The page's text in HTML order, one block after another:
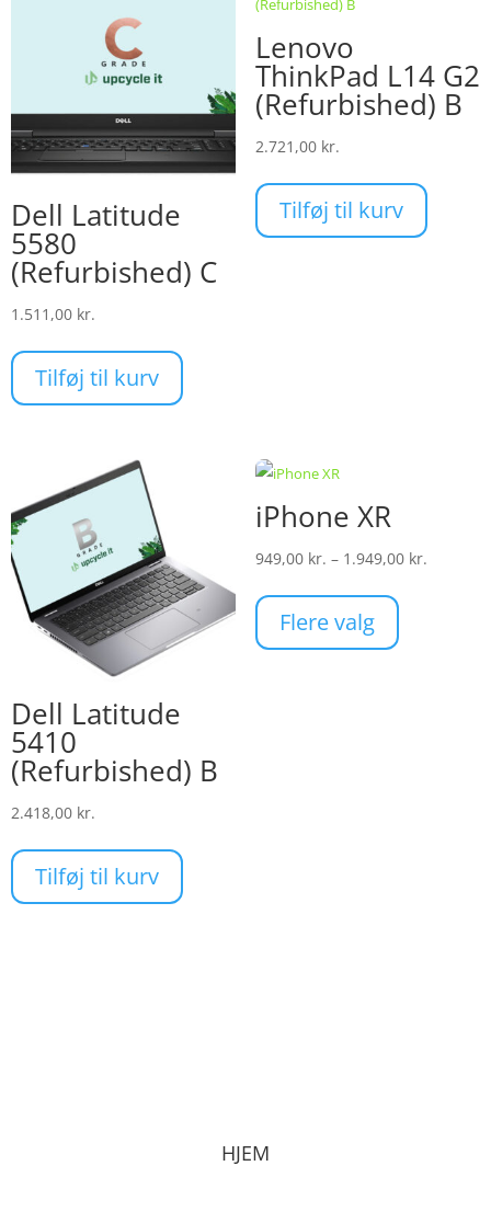
Dell Latitude
5580
(Refurbished) C
1.511,00 kr.
Tilføj til kurv
Lenovo
ThinkPad L14 G2
(Refurbished) B
2.721,00 kr.
Tilføj til kurv
Dell Latitude
5410
(Refurbished) B
2.418,00 kr.
Tilføj til kurv
iPhone XR
949,00 kr. – 1.949,00 kr.
Flere valg
har
HJEM